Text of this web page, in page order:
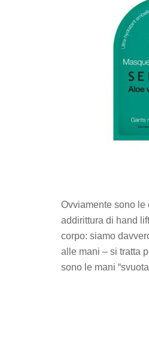
Ovviamente sono le
addirittura di hand
corpo: siamo
alle mani – si tratta
sono le mani